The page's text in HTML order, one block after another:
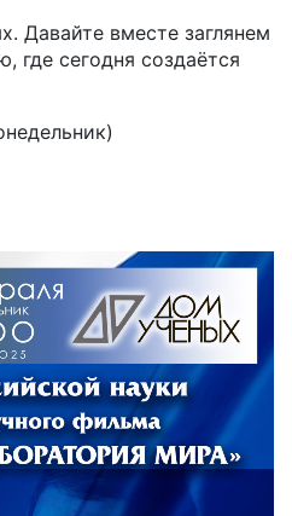
Давайте вместе заглянем
где сегодня создаётся